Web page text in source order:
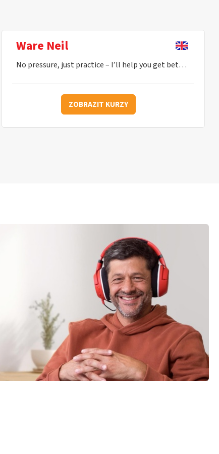
Ware Neil
No pressure, just practice – I’ll help you get better every lesson.
ZOBRAZIT KURZY